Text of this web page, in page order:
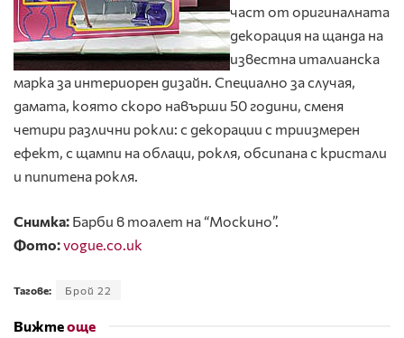
част от оригиналната
декорация на щанда на
известна италианска
марка за интериорен дизайн. Специално за случая,
дамата, която скоро навърши 50 години, сменя
четири различни рокли: с декорации с триизмерен
ефект, с щампи на облаци, рокля, обсипана с кристали
и пипитена рокля.
Снимка: Барби в тоалет на “Москино”.
Фото:vogue.co.uk
Тагове: Брой 22
Вижтеоще